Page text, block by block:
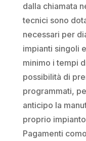
dalla chiamata
tecnici sono
necessari per
impianti singoli
minimo i tempi
possibilità di
programmati,
anticipo la
proprio
Pagamenti